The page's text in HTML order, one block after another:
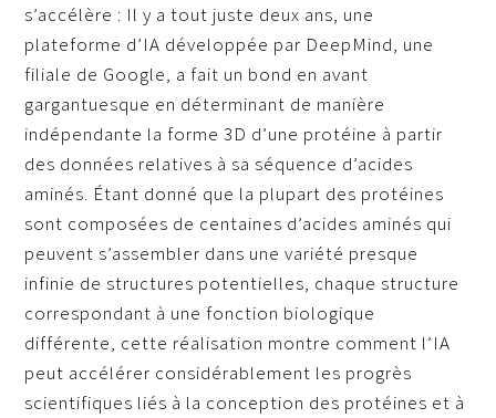
s’accélère : Il y a tout juste deux ans, une
plateforme d’IA développée par DeepMind, une
filiale de Google, a fait un bond en avant
gargantuesque en déterminant de manière
indépendante la forme 3D d’une protéine à partir
des données relatives à sa séquence d’acides
aminés. Étant donné que la plupart des protéines
sont composées de centaines d’acides aminés qui
peuvent s’assembler dans une variété presque
infinie de structures potentielles, chaque structure
correspondant à une fonction biologique
différente, cette réalisation montre comment l’IA
peut accélérer considérablement les progrès
scientifiques liés à la conception des protéines et à